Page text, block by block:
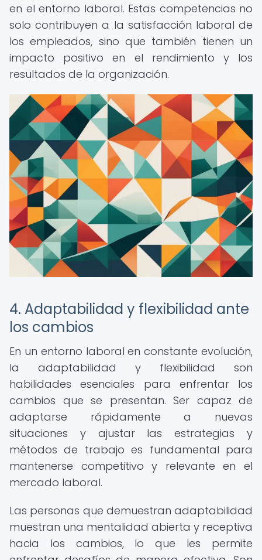
en el entorno laboral. Estas competencias no
solo contribuyen a la satisfacción laboral de
los empleados, sino que también tienen un
impacto positivo en el rendimiento y los
resultados de la organización.
4. Adaptabilidad y flexibilidad ante
los cambios
En un entorno laboral en constante evolución,
la adaptabilidad y flexibilidad son
habilidades esenciales para enfrentar los
cambios que se presentan. Ser capaz de
adaptarse rápidamente a nuevas
situaciones y ajustar las estrategias y
métodos de trabajo es fundamental para
mantenerse competitivo y relevante en el
mercado laboral.
Las personas que demuestran adaptabilidad
muestran una mentalidad abierta y receptiva
hacia los cambios, lo que les permite